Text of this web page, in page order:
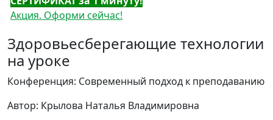
Акция. Оформи сейчас!
Здоровьесберегающие технологии
на уроке
Конференция: Современный подход к преподаванию
Автор: Крылова Наталья Владимировна